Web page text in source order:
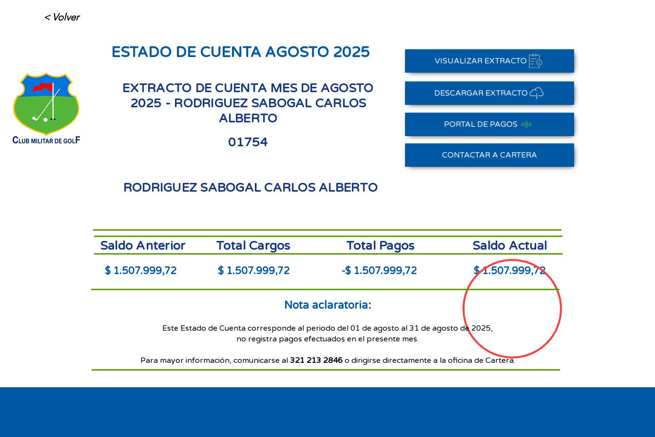
< Volver
ESTADO DE CUENTA AGOSTO 2025
EXTRACTO DE CUENTA MES DE AGOSTO
2025 - RODRIGUEZ SABOGAL CARLOS
ALBERTO
01754
Saldo Anterior
RODRIGUEZ SABOGAL CARLOS ALBERTO
VISUALIZAR EXTRACTO
DESCARGAR EXTRACTO
PORTAL DE PAGOS
CONTACTAR A CARTERA
Saldo Anterior Total Cargos Total Pagos Saldo Actual
$ 1.507.999,72 $ 1.507.999,72 -$ 1.507.999,72 $ 1.507.999,72
Nota aclaratoria:
Este Estado de Cuenta corresponde al periodo del 01 de agosto al 31 de agosto de 2025,
no registra pagos efectuados en el presente mes.
Para mayor información, comunicarse al 321 213 2846o dirigirse directamente a la oficina de Cartera.